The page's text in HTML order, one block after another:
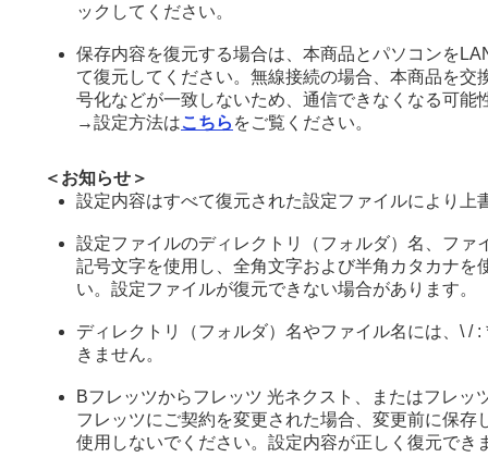
ックしてください。
保存内容を復元する場合は、本商品とパソコンを
て復元してください。無線接続の場合、本商品を交
号化などが一致しないため、通信できなくなる可能
→設定方法はこちら をご覧ください。
＜お知らせ＞
設定内容はすべて復元された設定ファイルにより上
設定ファイルのディレクトリ（フォルダ）名、ファ
記号文字を使用し、全角文字および半角カタカナを
い。設定ファイルが復元できない場合があります。
ディレクトリ（フォルダ）名やファイル名には、\ / :
きません。
Bフレッツからフレッツ 光ネクスト、またはフレッ
フレッツにご契約を変更された場合、変更前に保存
使用しないでください。設定内容が正しく復元でき